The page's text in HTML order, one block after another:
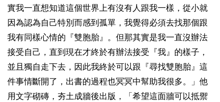
實我一直想知道這個世界上有沒有人跟我一樣，從小就
因為認為自己特別而感到孤單，我覺得必須去找那個跟
我有同樣心情的『雙胞胎』。但那其實是我一直沒辦法
接受自己，直到現在才終於有辦法接受『我』的樣子，
並且獨自走下去，因此我終於可以跟『尋找雙胞胎』這
件事情斷開了，出書的過程也冥冥中幫助我很多。」他
用文字砌磚，夯土成牆後出版，「希望這面牆可以抵禦